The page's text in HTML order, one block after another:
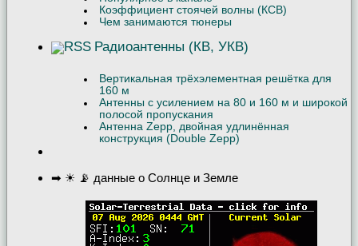
Коэффициент стоячей волны (КСВ)
Чем занимаются тюнеры
Радиоантенны (КВ, УКВ)
Вертикальная трёхэлементная решётка для
160 м
Антенны с усилением на 80 и 160 м и широкой
полосой пропускания
Антенна Zepp, двойная удлинённая
конструкция (Double Zepp)
➡ ☀ 📡 данные о Солнце и Земле